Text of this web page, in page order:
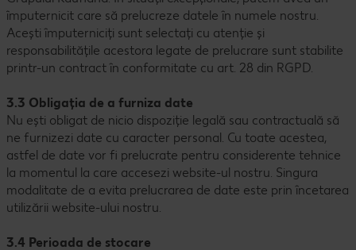
împuternicit care să prelucreze datele în numele nostru.
Acești împuterniciți sunt selectați cu atenție și
responsabilitățile acestora legate de prelucrare sunt stabilite
printr-un contract în conformitate cu art. 28 din RGPD.
3.3 Obligația de a furniza date
Nu ești obligat de nicio dispoziție legală sau contractuală să
ne furnizezi date cu caracter personal. Cu toate acestea,
astfel de date vor fi prelucrate pentru considerente tehnice
la momentul la care accesezi website-ul nostru. Singura
modalitate de a evita prelucrarea de date este prin încetarea
utilizării website-ului nostru.
3.4 Perioada de stocare